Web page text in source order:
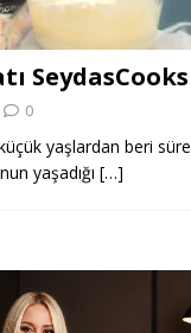
SeydasCooks
0
yaşlardan beri süre
yaşadığı […]